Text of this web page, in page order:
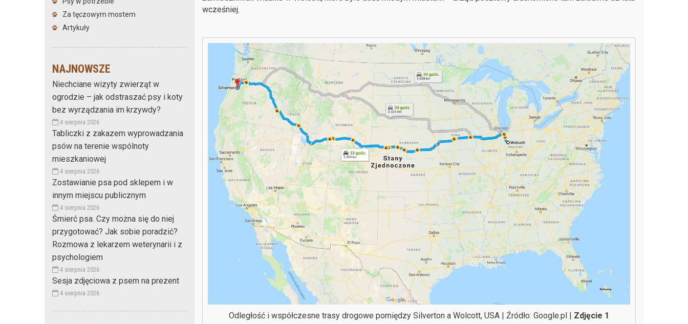
Za tęczowym mostem
Artykuły
NAJNOWSZE
Niechciane wizyty zwierząt w
ogrodzie – jak odstraszać psy i koty
bez wyrządzania im krzywdy?
4 sierpnia 2026
Tabliczki z zakazem wyprowadzania
psów na terenie wspólnoty
mieszkaniowej
4 sierpnia 2026
Zostawianie psa pod sklepem i w
innym miejscu publicznym
4 sierpnia 2026
Śmierć psa. Czy można się do niej
przygotować? Jak sobie poradzić?
Rozmowa z lekarzem weterynarii i z
psychologiem
4 sierpnia 2026
Sesja zdjęciowa z psem na prezent
4 sierpnia 2026
wcześniej.
Odległość i współczesne trasy drogowe pomiędzy Silverton a Wolcott, USA | Źródło: Google.pl | Zdjęcie 1